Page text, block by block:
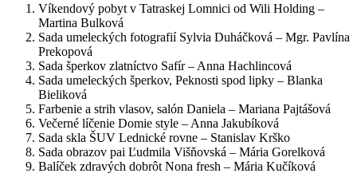
Víkendový pobyt v Tatraskej Lomnici od Wili Holding –
Martina Bulková
Sada umeleckých fotografií Sylvia Duháčková – Mgr. Pavlína
Prekopová
Sada šperkov zlatníctvo Safír – Anna Hachlincová
Sada umeleckých šperkov, Peknosti spod lipky – Blanka
Bieliková
Farbenie a strih vlasov, salón Daniela – Mariana Pajtášová
Večerné líčenie Domie style – Anna Jakubíková
Sada skla ŠUV Lednické rovne – Stanislav Krško
Sada obrazov pai Ľudmila Višňovská – Mária Gorelková
Balíček zdravých dobrôt Nona fresh – Mária Kučíková